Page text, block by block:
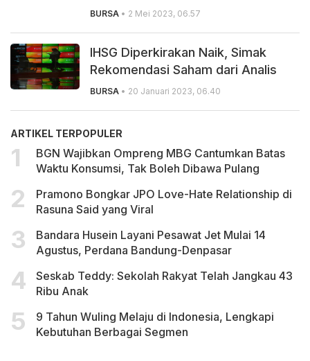
BURSA • 2 Mei 2023, 06.57
IHSG Diperkirakan Naik, Simak
Rekomendasi Saham dari Analis
BURSA • 20 Januari 2023, 06.40
ARTIKEL TERPOPULER
BGN Wajibkan Ompreng MBG Cantumkan Batas
Waktu Konsumsi, Tak Boleh Dibawa Pulang
Pramono Bongkar JPO Love-Hate Relationship di
Rasuna Said yang Viral
Bandara Husein Layani Pesawat Jet Mulai 14
Agustus, Perdana Bandung-Denpasar
Seskab Teddy: Sekolah Rakyat Telah Jangkau 43
Ribu Anak
9 Tahun Wuling Melaju di Indonesia, Lengkapi
Kebutuhan Berbagai Segmen